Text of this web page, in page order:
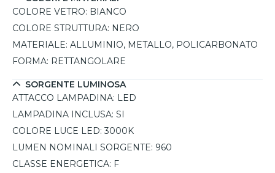
COLORE VETRO: BIANCO
COLORE STRUTTURA: NERO
MATERIALE: ALLUMINIO, METALLO, POLICARBONATO
FORMA: RETTANGOLARE
SORGENTE LUMINOSA
ATTACCO LAMPADINA: LED
LAMPADINA INCLUSA: SI
COLORE LUCE LED: 3000K
LUMEN NOMINALI SORGENTE: 960
CLASSE ENERGETICA: F